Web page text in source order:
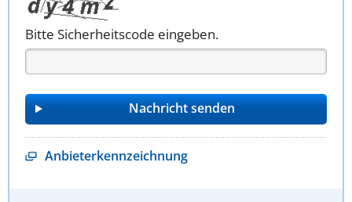
Bitte Sicherheitscode eingeben.
Anbieterkennzeichnung